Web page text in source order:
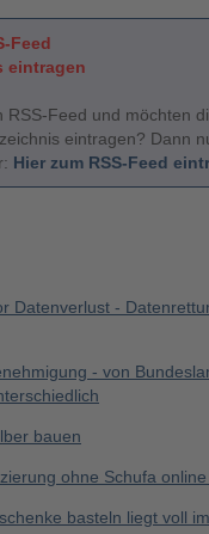
Feed
eintragen
RSS-Feed und möchten
eintragen? Dann
Hier zum RSS-Feed
Datenverlust -
- von
bauen
ohne Schufa
basteln liegt voll